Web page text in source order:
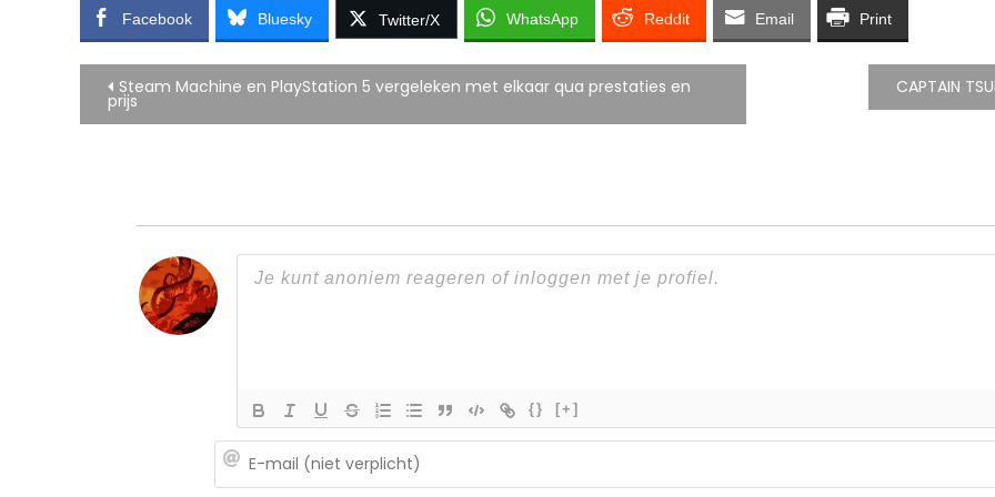
Facebook Bluesky Twitter/X WhatsApp Reddit Email Print
Bericht
navigatie
Steam Machine en PlayStation 5 vergeleken met elkaar qua prestaties en
prijs
CAPTAIN
{} [+]